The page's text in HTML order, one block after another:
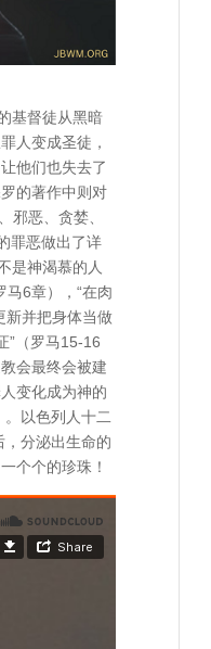
基督徒从黑暗
人变成圣徒，
他们也失去了
的著作中则对
邪恶、贪婪、
罪恶做出了详
是神渴慕的人
马6章），“在肉
新并把身体当做
”（罗马15-16
会最终会被建
变化成为神的
以色列人十二
分泌出生命的
个个的珍珠！